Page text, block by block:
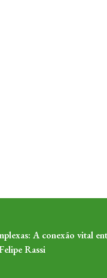
A conexão vital
Rassi